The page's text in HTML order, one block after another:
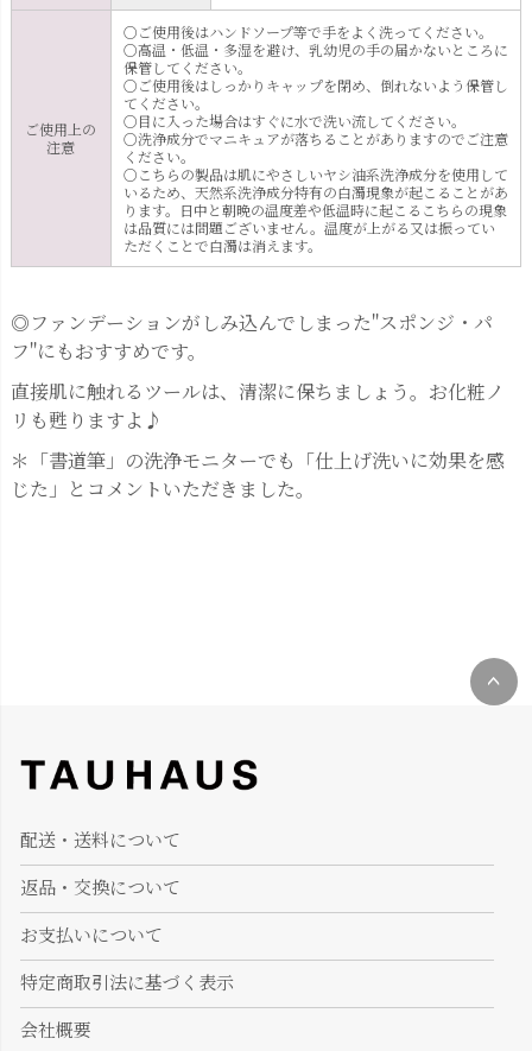
ご使用上の
注意
○ご使用後はハンドソープ等で手をよく洗ってください。
○高温・低温・多湿を避け、乳幼児の手の届かないところに
保管してください。
○ご使用後はしっかりキャップを閉め、倒れないよう保管し
てください。
○目に入った場合はすぐに水で洗い流してください。
○洗浄成分でマニキュアが落ちることがありますのでご注意
ください。
○こちらの製品は肌にやさしいヤシ油系洗浄成分を使用して
いるため、天然系洗浄成分特有の白濁現象が起こることがあ
ります。日中と朝晩の温度差や低温時に起こるこちらの現象
は品質には問題ございません。温度が上がる又は振ってい
ただくことで白濁は消えます。
◎ファンデーションがしみ込んでしまった"スポンジ・パ
フ"にもおすすめです。
直接肌に触れるツールは、清潔に保ちましょう。お化粧ノ
リも甦りますよ♪
＊「書道筆」の洗浄モニターでも「仕上げ洗いに効果を感
じた」とコメントいただきました。
配送・送料について
返品・交換について
お支払いについて
特定商取引法に基づく表示
会社概要